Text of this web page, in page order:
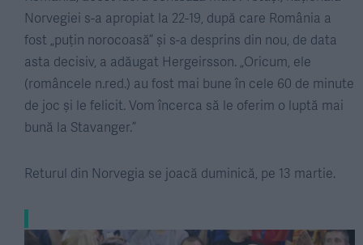
Norvegiei s-a apropiat la 22-19, după care România a
fost „puțin norocoasă” și s-a desprins din nou, de data
asta decisiv, a adăugat Hergeirsson. „Oricum, ele
(româncele n.red.) au fost mai bune în cele 60 de minute
de joc și le felicit. Vom încerca să le oferim o luptă mai
bună la Stavanger.”
Returul din Norvegia se joacă duminică, pe 13 martie.